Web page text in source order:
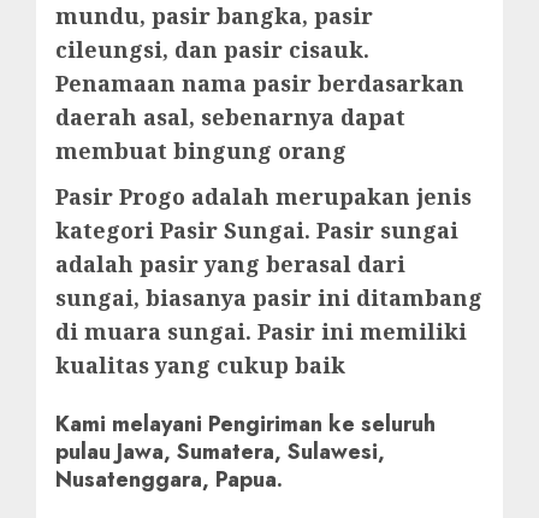
mundu, pasir bangka, pasir
cileungsi, dan pasir cisauk.
Penamaan nama pasir berdasarkan
daerah asal, sebenarnya dapat
membuat bingung orang
Pasir Progo adalah merupakan jenis
kategori Pasir Sungai. Pasir sungai
adalah pasir yang berasal dari
sungai, biasanya pasir ini ditambang
di muara sungai. Pasir ini memiliki
kualitas yang cukup baik
Kami melayani Pengiriman ke seluruh
pulau Jawa, Sumatera, Sulawesi,
Nusatenggara, Papua.